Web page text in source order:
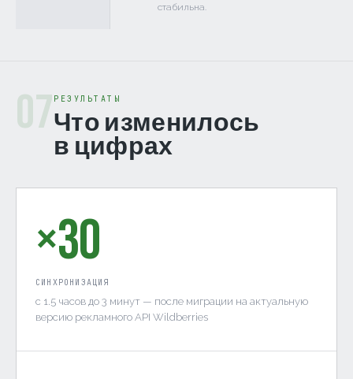
стабильна.
07 РЕЗУЛЬТАТЫ
Что изменилось
в цифрах
×30
СИНХРОНИЗАЦИЯ
с 1.5 часов до 3 минут — после миграции на актуальную
версию рекламного API Wildberries